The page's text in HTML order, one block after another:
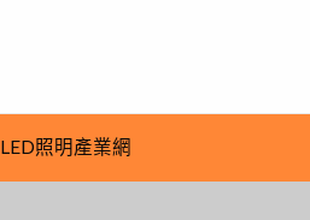
LED照明產業網